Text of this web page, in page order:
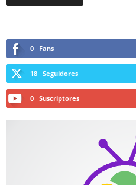
0 Fans
18 Seguidores
0 Suscriptores